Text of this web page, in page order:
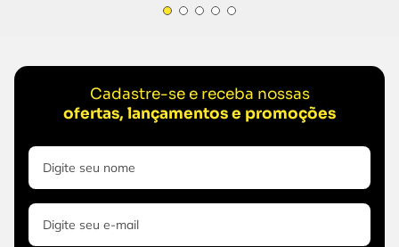
Cadastre-se e receba nossas
ofertas, lançamentos e promoções